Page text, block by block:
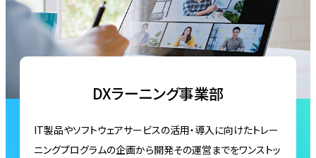
DXラーニング事業部
IT製品やソフトウェアサービスの活用・導入に向けたトレー
ニングプログラムの企画から開発その運営までをワンストッ